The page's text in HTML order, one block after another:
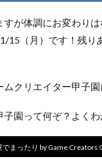
が体調にお変わり
15（月）です！残り
クリエイター甲子園
園って何ぞ？よく
まったり by Game Creators